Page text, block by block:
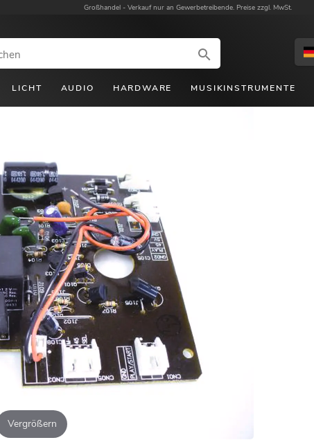
Großhandel - Verkauf nur an Gewerbetreibende. Preise zzgl. MwSt.
LICHT AUDIO HARDWARE MUSIKINSTRUMENTE
Vergrößern